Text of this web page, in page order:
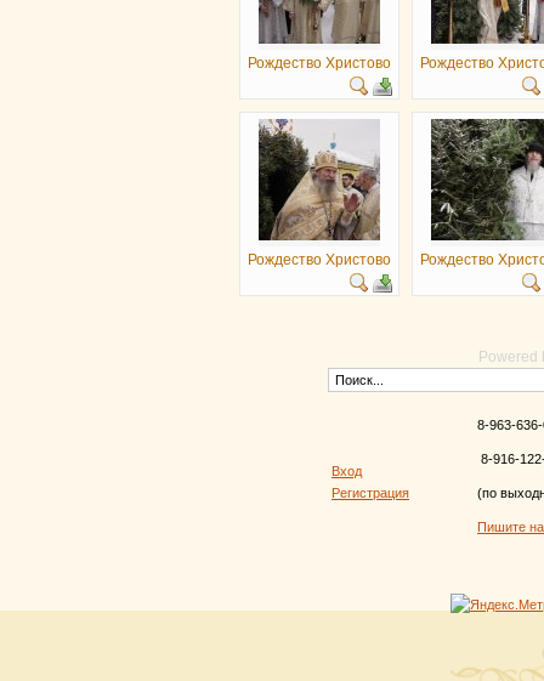
Рождество Христово Рождество
Рождество Христово Рождество
Powered
Вход
Регистрация
8-963-
8-916-
(по
Пишите